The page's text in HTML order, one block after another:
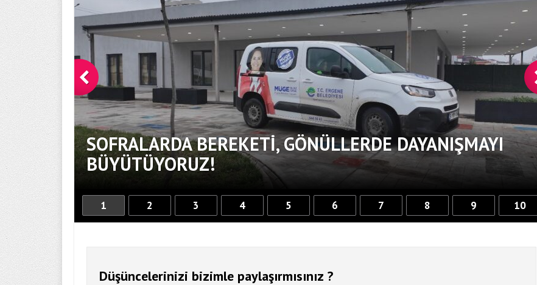
SOFRALARDA BEREKETİ, GÖNÜLLERDE DAYANIŞMAYI
BÜYÜTÜYORUZ!
1 2 3 4 5 6 7 8 9 10
Düşüncelerinizi bizimle paylaşırmısınız ?